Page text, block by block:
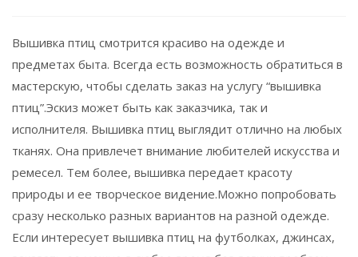
Вышивка птиц смотрится красиво на одежде и
предметах быта. Всегда есть возможность обратиться в
мастерскую, чтобы сделать заказ на услугу “вышивка
птиц”.Эскиз может быть как заказчика, так и
исполнителя. Вышивка птиц выглядит отлично на любых
тканях. Она привлечет внимание любителей искусства и
ремесел. Тем более, вышивка передает красоту
природы и ее творческое видение.Можно попробовать
сразу несколько разных вариантов на разной одежде.
Если интересует вышивка птиц на футболках, джинсах,